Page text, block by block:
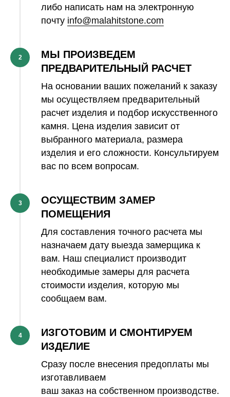
либо написать нам на электронную
почту info@malahitstone.com
2
МЫ ПРОИЗВЕДЕМ
ПРЕДВАРИТЕЛЬНЫЙ РАСЧЕТ
На основании ваших пожеланий к заказу
мы осуществляем предварительный
расчет изделия и подбор искусственного
камня. Цена изделия зависит от
выбранного материала, размера
изделия и его сложности. Консультируем
вас по всем вопросам.
3
ОСУЩЕСТВИМ ЗАМЕР
ПОМЕЩЕНИЯ
Для составления точного расчета мы
назначаем дату выезда замерщика к
вам. Наш специалист производит
необходимые замеры для расчета
стоимости изделия, которую мы
сообщаем вам.
4
ИЗГОТОВИМ И СМОНТИРУЕМ
ИЗДЕЛИЕ
Сразу после внесения предоплаты мы
изготавливаем
ваш заказ на собственном производстве.